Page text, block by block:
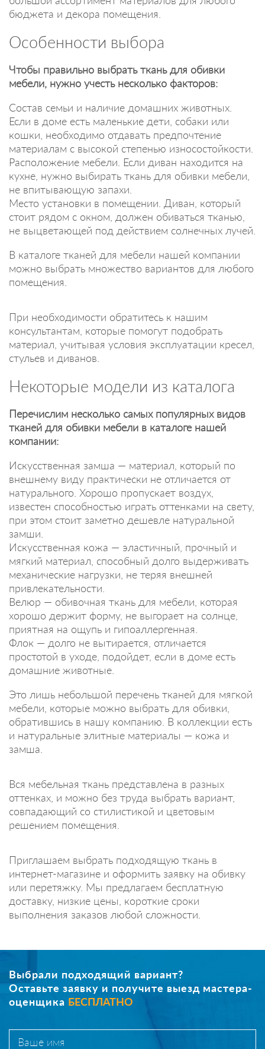
бюджета и декора помещения.
Особенности выбора
Чтобы правильно выбрать ткань для обивки
мебели, нужно учесть несколько факторов:
Состав семьи и наличие домашних животных.
Если в доме есть маленькие дети, собаки или
кошки, необходимо отдавать предпочтение
материалам с высокой степенью износостойкости.
Расположение мебели. Если диван находится на
кухне, нужно выбирать ткань для обивки мебели,
не впитывающую запахи.
Место установки в помещении. Диван, который
стоит рядом с окном, должен обиваться тканью,
не выцветающей под действием солнечных лучей.
В каталоге тканей для мебели нашей компании
можно выбрать множество вариантов для любого
помещения.
При необходимости обратитесь к нашим
консультантам, которые помогут подобрать
материал, учитывая условия эксплуатации кресел,
стульев и диванов.
Некоторые модели из каталога
Перечислим несколько самых популярных видов
тканей для обивки мебели в каталоге нашей
компании:
Искусственная замша — материал, который по
внешнему виду практически не отличается от
натурального. Хорошо пропускает воздух,
известен способностью играть оттенками на свету,
при этом стоит заметно дешевле натуральной
замши.
Искусственная кожа — эластичный, прочный и
мягкий материал, способный долго выдерживать
механические нагрузки, не теряя внешней
привлекательности.
Велюр — обивочная ткань для мебели, которая
хорошо держит форму, не выгорает на солнце,
приятная на ощупь и гипоаллергенная.
Флок — долго не вытирается, отличается
простотой в уходе, подойдет, если в доме есть
домашние животные.
Это лишь небольшой перечень тканей для мягкой
мебели, которые можно выбрать для обивки,
обратившись в нашу компанию. В коллекции есть
и натуральные элитные материалы — кожа и
замша.
Вся мебельная ткань представлена в разных
оттенках, и можно без труда выбрать вариант,
совпадающий со стилистикой и цветовым
решением помещения.
Приглашаем выбрать подходящую ткань в
интернет-магазине и оформить заявку на обивку
или перетяжку. Мы предлагаем бесплатную
доставку, низкие цены, короткие сроки
выполнения заказов любой сложности.
Выбрали подходящий вариант?
Оставьте заявку и получите выезд мастера-
оценщика БЕСПЛАТНО